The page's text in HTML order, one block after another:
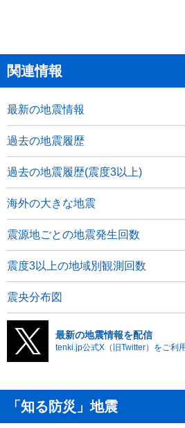
関連情報
最新の地震情報
過去の地震履歴
過去の地震履歴(震度3以上)
海外の大きな地震
震源地ごとの地震発生回数
震度3以上の地域別観測回数
震央分布図
最新の地震情報を配信
tenki.jp公式X（旧Twitter）をご利
「知る防災」地震